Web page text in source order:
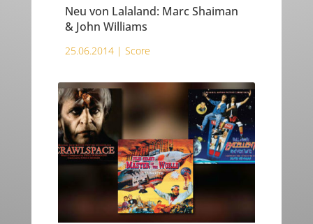
Neu von Lalaland: Marc Shaiman
& John Williams
25.06.2014 | Score